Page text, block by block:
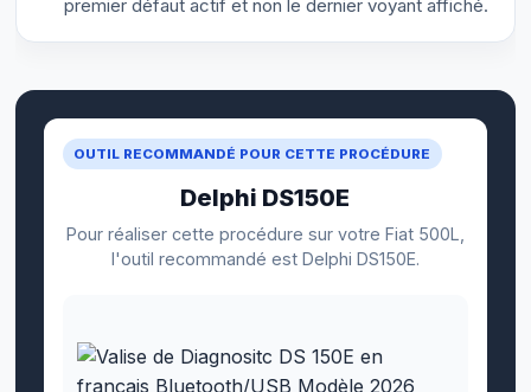
premier défaut actif et non le dernier voyant affiché.
OUTIL RECOMMANDÉ POUR CETTE PROCÉDURE
Delphi DS150E
Pour réaliser cette procédure sur votre Fiat 500L,
l'outil recommandé est Delphi DS150E.